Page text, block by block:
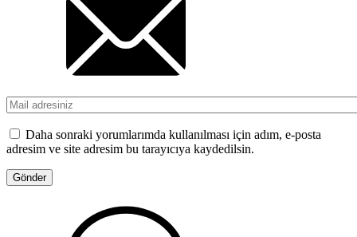
Daha sonraki yorumlarımda kullanılması için adım, e-posta
adresim ve site adresim bu tarayıcıya kaydedilsin.